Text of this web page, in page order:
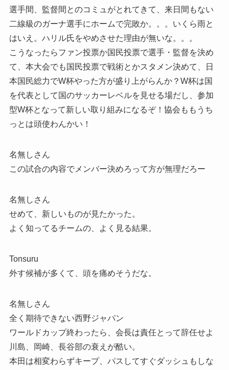
選手間、監督間とのコミュがとれてきて、来日間もない
二線級のガーナ選手にホームで完敗か。。。いくら雨と
はいえ。ハリル氏をやめさせた理由が無いな。。。
こうなったらファン投票か国民投票で選手・監督を決め
て、本大会でも国民投票で戦術とかスタメン決めて、日
本国民総力でW杯やった方が盛り上がらんか？W杯は国
を代表として国のサッカーレベルを見せる場だし、参加
型W杯となって新しい取り組みになるぞ！協会ももうち
っとは頭使わんかい！
名無しさん
この試合の内容でメンバー決めろって方が無理だろー
名無しさん
せめて、新しいものが見たかった。
よく知ってるチームの、よく見る結果。
Tonsuru
外す候補が多くて、頭を痛めそうだな。
名無しさん
全く期待できない西野ジャパン
ワールドカップ終わったら、会長は責任とって辞任せよ
川島、岡崎、長谷部の衰えが酷い。
本田は相変わらずキープ、パスしてすぐダッシュもしな